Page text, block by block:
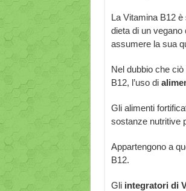
La Vitamina B12
dieta di un
assumere la sua
Nel dubbio che
B12, l’uso di
Gli alimenti
sostanze nutritive
Appartengono a
B12.
Gliintegratori di